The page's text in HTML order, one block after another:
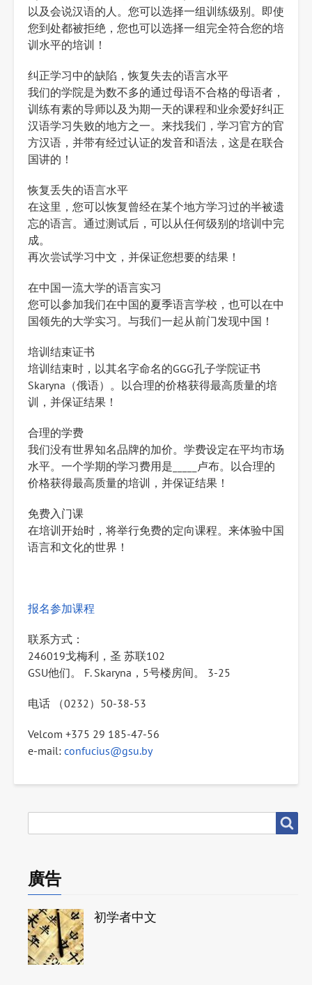
以及会说汉语的人。您可以选择一组训练级别。即使
您到处都被拒绝，您也可以选择一组完全符合您的培
训水平的培训！
纠正学习中的缺陷，恢复失去的语言水平
我们的学院是为数不多的通过母语不合格的母语者，
训练有素的导师以及为期一天的课程和业余爱好纠正
汉语学习失败的地方之一。来找我们，学习官方的官
方汉语，并带有经过认证的发音和语法，这是在联合
国讲的！
恢复丢失的语言水平
在这里，您可以恢复曾经在某个地方学习过的半被遗
忘的语言。通过测试后，可以从任何级别的培训中完
成。
再次尝试学习中文，并保证您想要的结果！
在中国一流大学的语言实习
您可以参加我们在中国的夏季语言学校，也可以在中
国领先的大学实习。与我们一起从前门发现中国！
培训结束证书
培训结束时，以其名字命名的GGG孔子学院证书
Skaryna（俄语）。以合理的价格获得最高质量的培
训，并保证结果！
合理的学费
我们没有世界知名品牌的加价。学费设定在平均市场
水平。一个学期的学习费用是_____卢布。以合理的
价格获得最高质量的培训，并保证结果！
免费入门课
在培训开始时，将举行免费的定向课程。来体验中国
语言和文化的世界！
报名参加课程
联系方式：
246019戈梅利，圣 苏联102
GSU他们。 F. Skaryna，5号楼房间。 3-25
电话 （0232）50-38-53
Velcom +375 29 185-47-56
e-mail: confucius@gsu.by
尋
廣告
初学者中文